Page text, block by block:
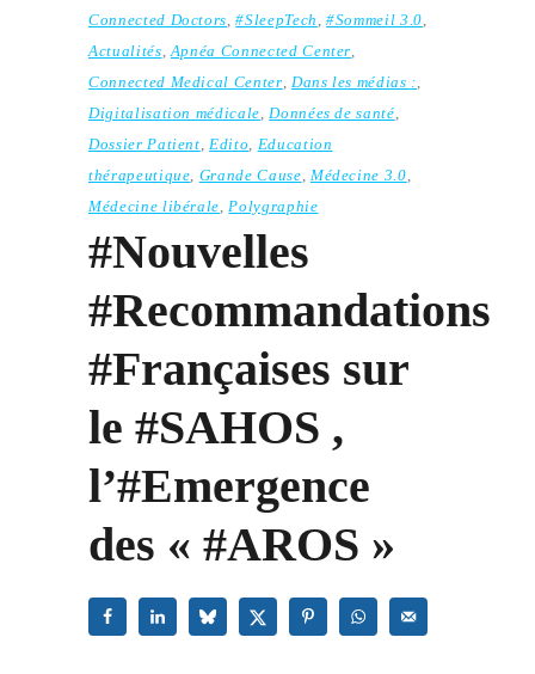
Connected Doctors,#SleepTech ,#Sommeil 3.0,
Actualités,Apnéa Connected Center,
Connected Medical Center, Dans les médias :,
Digitalisation médicale,Données de santé,
Dossier Patient,Edito, Education
thérapeutique, Grande Cause, Médecine 3.0,
Médecine libérale,Polygraphie
#Nouvelles
#Recommandations
#Françaises sur
le #SAHOS ,
l’#Emergence
des « #AROS »